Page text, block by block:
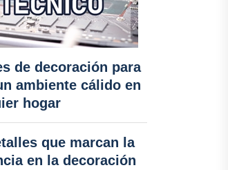
de decoración para
ambiente cálido en
hogar
que marcan la
en la decoración